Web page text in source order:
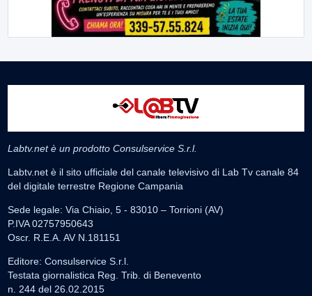
Labtv.net è un prodotto Consulservice S.r.l.
Labtv.net è il sito ufficiale del canale televisivo di Lab Tv canale 84
del digitale terrestre Regione Campania
Sede legale: Via Chiaio, 5 - 83010 – Torrioni (AV)
P.IVA 02757950643
Oscr. R.E.A. AV N.181151
Editore: Consulservice S.r.l.
Testata giornalistica Reg. Trib. di Benevento
n. 244 del 26.02.2015